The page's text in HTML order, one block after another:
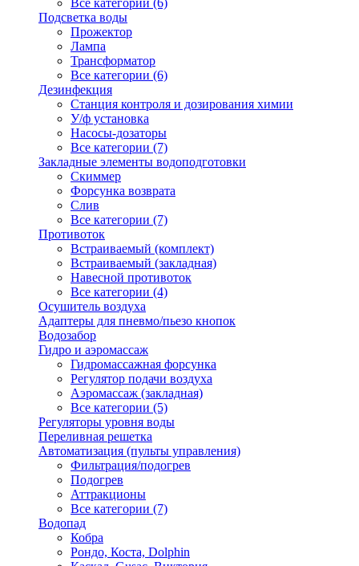
Все категории (6)
Подсветка воды
Прожектор
Лампа
Трансформатор
Все категории (6)
Дезинфекция
Станция контроля и дозирования химии
У/ф установка
Насосы-дозаторы
Все категории (7)
Закладные элементы водоподготовки
Скиммер
Форсунка возврата
Слив
Все категории (7)
Противоток
Встраиваемый (комплект)
Встраиваемый (закладная)
Навесной противоток
Все категории (4)
Осушитель воздуха
Адаптеры для пневмо/пьезо кнопок
Водозабор
Гидро и аэромассаж
Гидромассажная форсунка
Регулятор подачи воздуха
Аэромассаж (закладная)
Все категории (5)
Регуляторы уровня воды
Переливная решетка
Автоматизация (пульты управления)
Фильтрация/подогрев
Подогрев
Аттракционы
Все категории (7)
Водопад
Кобра
Рондо, Коста, Dolphin